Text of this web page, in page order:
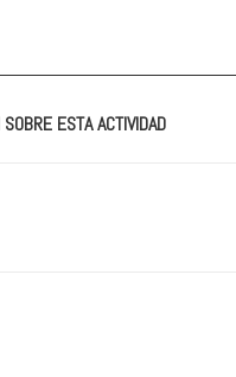
ESTA ACTIVIDAD